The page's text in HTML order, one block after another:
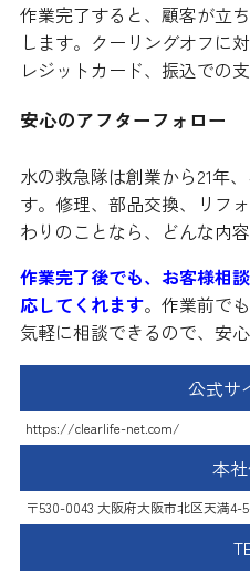
作業完了すると、顧客が立
します。クーリングオフに
レジットカード、振込での
安心のアフターフォロー
水の救急隊は創業から21年
す。修理、部品交換、リフ
わりのことなら、どんな内
作業完了後でも、お客様相
応してくれます。作業前で
気軽に相談できるので、安
公式サ
https://clearlife-net.com/
本
〒530-0043 大阪府大阪市北区天満4-